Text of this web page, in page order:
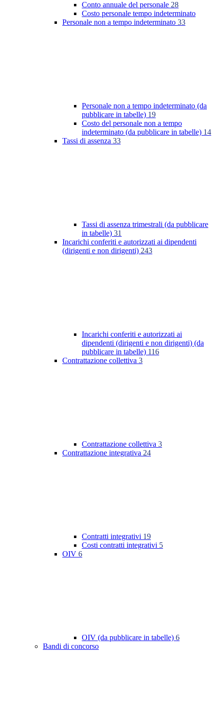
Conto annuale del personale 28
Costo personale tempo indeterminato
Personale non a tempo indeterminato 33
Personale non a tempo indeterminato (da
pubblicare in tabelle) 19
Costo del personale non a tempo
indeterminato (da pubblicare in tabelle) 14
Tassi di assenza 33
Tassi di assenza trimestrali (da pubblicare
in tabelle) 31
Incarichi conferiti e autorizzati ai dipendenti
(dirigenti e non dirigenti) 243
Incarichi conferiti e autorizzati ai
dipendenti (dirigenti e non dirigenti) (da
pubblicare in tabelle) 116
Contrattazione collettiva 3
Contrattazione collettiva 3
Contrattazione integrativa 24
Contratti integrativi 19
Costi contratti integrativi 5
OIV 6
OIV (da pubblicare in tabelle) 6
Bandi di concorso